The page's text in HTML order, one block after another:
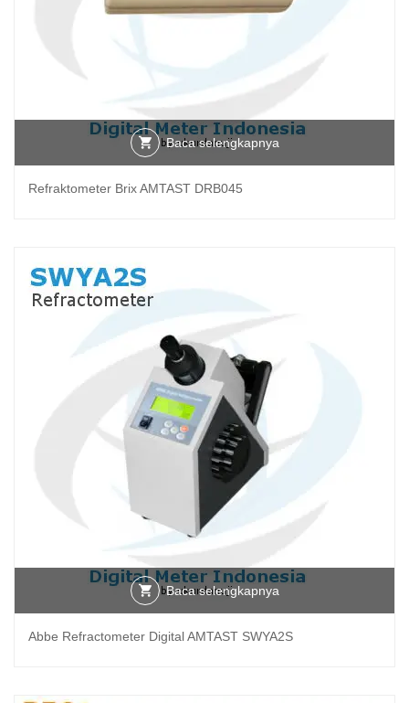
Baca selengkapnya
Refraktometer Brix AMTAST DRB045
Baca selengkapnya
Abbe Refractometer Digital AMTAST SWYA2S